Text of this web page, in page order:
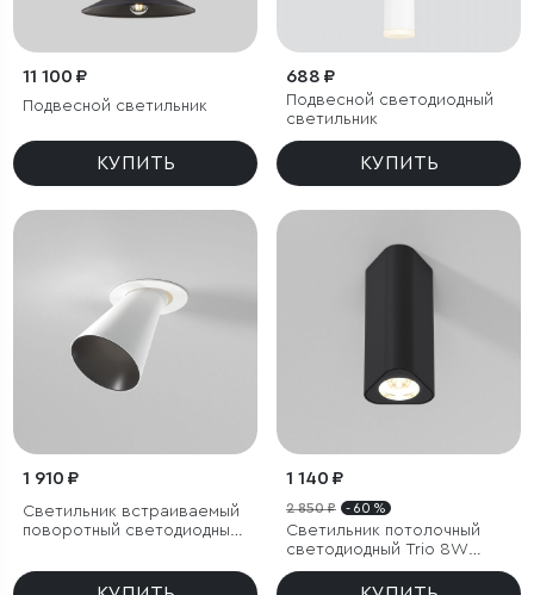
11 100 ₽
Подвесной светильник
КУПИТЬ
688 ₽
Подвесной светодиодный
светильник
КУПИТЬ
1 910 ₽
Светильник встраиваемый
поворотный светодиодный
Bell 8W 4000K белый
1 140 ₽
2 850 ₽ - 60 %
Светильник потолочный
светодиодный Trio 8W
3000K черный